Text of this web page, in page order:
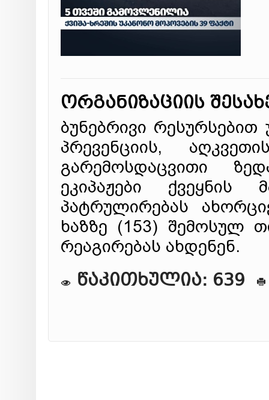
ორგანიზაციის
ბუნებრივი
პრევენციის,
გარემოსდაცვითი
ეკიპაჟები ქვეყნის
პატრულირებას
ხაზზე (153) შემოსულ
რეაგირებას ახდენენ.
წაკითხულია: 639